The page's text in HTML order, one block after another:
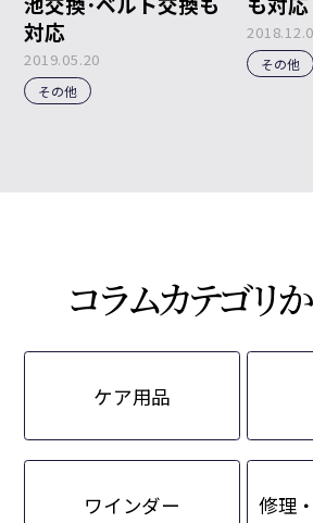
対応
2019.05.20
その他
その他
コラムカテゴリ
ケア用品
ワインダー 修理